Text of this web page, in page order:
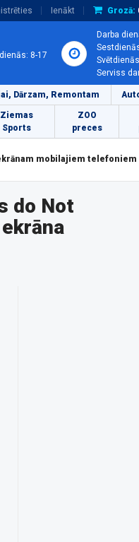
Ienākt Grozā:
8-17
Darba
Serviss
Dārzam, Remontam
Ziemas
Sports
ZOO
preces
mobilajiem telefoniem
do Not